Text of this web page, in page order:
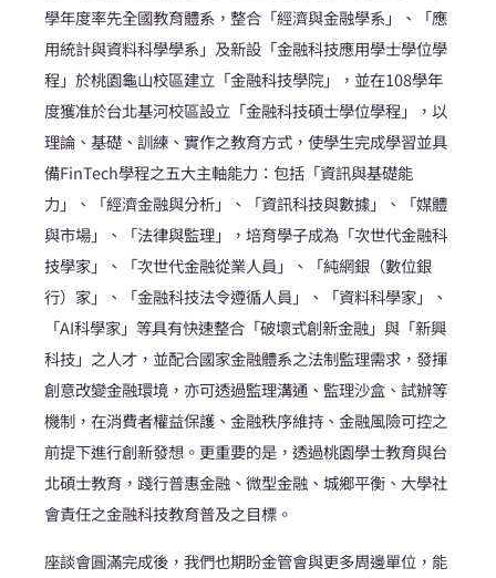
學年度率先全國教育體系，整合「經濟與金融學系」、「應
用統計與資料科學學系」及新設「金融科技應用學士學位學
程」於桃園龜山校區建立「金融科技學院」，並在108學年
度獲准於台北基河校區設立「金融科技碩士學位學程」，以
理論、基礎、訓練、實作之教育方式，使學生完成學習並具
備FinTech學程之五大主軸能力：包括「資訊與基礎能
力」、「經濟金融與分析」、「資訊科技與數據」、「媒體
與市場」、「法律與監理」，培育學子成為「次世代金融科
技學家」、「次世代金融從業人員」、「純網銀（數位銀
行）家」、「金融科技法令遵循人員」、「資料科學家」、
「AI科學家」等具有快速整合「破壞式創新金融」與「新興
科技」之人才，並配合國家金融體系之法制監理需求，發揮
創意改變金融環境，亦可透過監理溝通、監理沙盒、試辦等
機制，在消費者權益保護、金融秩序維持、金融風險可控之
前提下進行創新發想。更重要的是，透過桃園學士教育與台
北碩士教育，踐行普惠金融、微型金融、城鄉平衡、大學社
會責任之金融科技教育普及之目標。
座談會圓滿完成後，我們也期盼金管會與更多周邊單位，能